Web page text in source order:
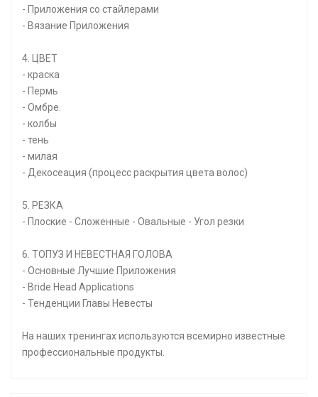
- Приложения со стайлерами
- Вязание Приложения
4. ЦВЕТ
- краска
- Пермь
- Омбре.
- колбы
- тень
- милая
- Декосеация (процесс раскрытия цвета волос)
5. РЕЗКА
- Плоские - Сложенные - Овальные - Угол резки
6. ТОПУЗ И НЕВЕСТНАЯ ГОЛОВА
- Основные Лучшие Приложения
- Bride Head Applications
- Тенденции Главы Невесты
На наших тренингах используются всемирно известные
профессиональные продукты.